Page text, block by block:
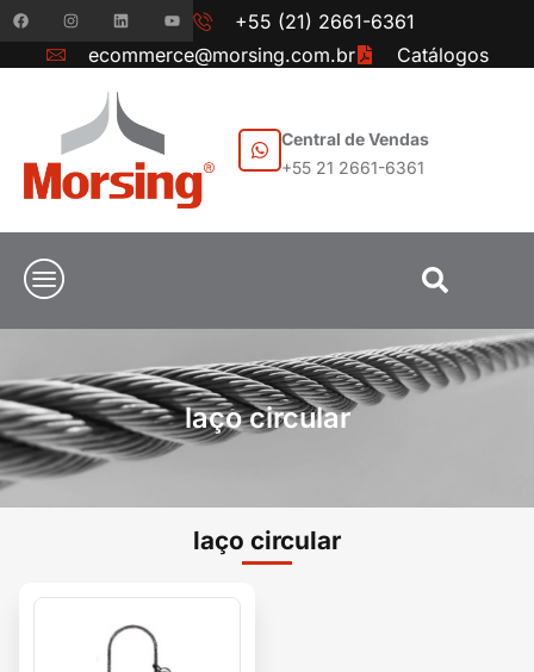
+55 (21) 2661-6361
ecommerce@morsing.com.br
Catálogos
Central de Vendas
+55 21 2661-6361
laço circular
laço circular